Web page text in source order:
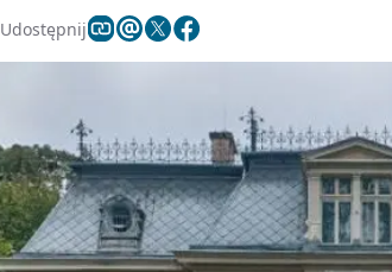
Udostępnij